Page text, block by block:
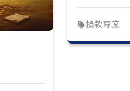
捐款專案